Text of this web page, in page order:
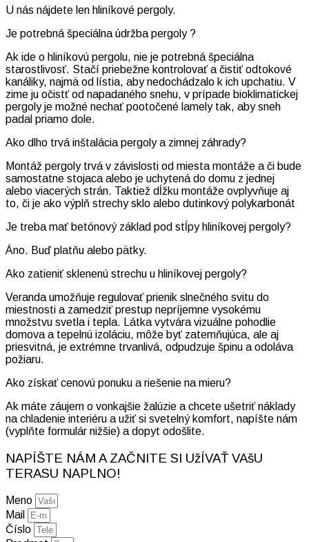
U nás nájdete len hliníkové pergoly.
Je potrebná špeciálna údržba pergoly ?
Ak ide o hliníkovú pergolu, nie je potrebná špeciálna
starostlivosť. Stačí priebežne kontrolovať a čistiť odtokové
kanáliky, najmä od lístia, aby nedochádzalo k ich upchatiu. V
zime ju očistť od napadaného snehu, v prípade bioklimatickej
pergoly je možné nechať pootočené lamely tak, aby sneh
padal priamo dole.
Ako dlho trvá inštalácia pergoly a zimnej záhrady?
Montáž pergoly trvá v závislosti od miesta montáže a či bude
samostatne stojaca alebo je uchytená do domu z jednej
alebo viacerých strán. Taktiež dĺžku montáže ovplyvňuje aj
to, či je ako výplň strechy sklo alebo dutinkový polykarbonát
Je treba mať betónový základ pod stĺpy hliníkovej pergoly?
Áno. Buď platňu alebo pätky.
Ako zatieniť sklenenú strechu u hliníkovej pergoly?
Veranda umožňuje regulovať prienik slnečného svitu do
miestnosti a zamedziť prestup nepríjemne vysokému
množstvu svetla i tepla. Látka vytvára vizuálne pohodlie
domova a tepelnú izoláciu, môže byť zatemňujúca, ale aj
priesvitná, je extrémne trvanlivá, odpudzuje špinu a odoláva
požiaru.
Ako získať cenovú ponuku a riešenie na mieru?
Ak máte záujem o vonkajšie žalúzie a chcete ušetriť náklady
na chladenie interiéru a užiť si svetelný komfort, napíšte nám
(vyplňte formulár nižšie) a dopyt odošlite.
NAPÍŠTE NÁM A ZAČNITE SI UžÍVAŤ VAšU
TERASU NAPLNO!
Meno
Mail
Číslo